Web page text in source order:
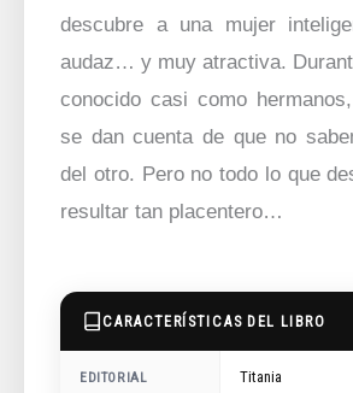
descubre a una mujer
audaz… y muy atractiva.
conocido casi como
se dan cuenta de que no
del otro. Pero no todo lo que
resultar tan placentero…
CARACTERÍSTICAS DEL LIBRO
EDITORIAL Titania